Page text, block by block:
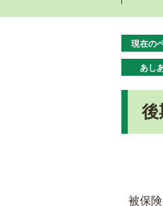
現在の
あし
後
被保